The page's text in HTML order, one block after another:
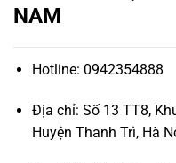
NAM
Hotline: 0942354888
Địa chỉ: Số 13 TT8,
Huyện Thanh Trì, Hà